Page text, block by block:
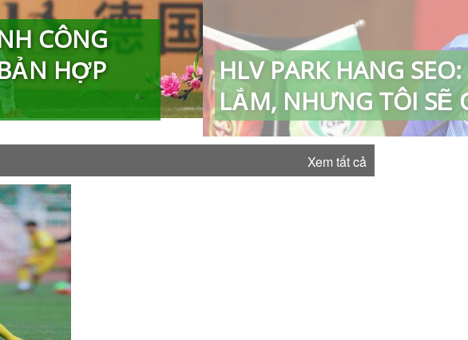
CÔNG
HỢP
HLV PARK HANG
LẮM, NHƯNG TÔI SẼ
Xem tất cả